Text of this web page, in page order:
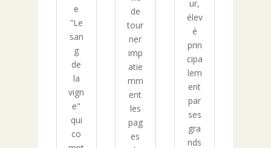
e
"Le
san
g
de
la
vign
e"
qui
co
de
tour
ner
imp
atie
mm
ent
les
pag
es
ur,
élev
é
prin
cipa
lem
ent
par
ses
gra
nds